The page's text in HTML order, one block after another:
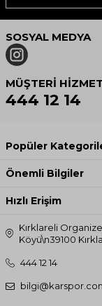
SOSYAL MEDYA
MÜŞTERI
444 12 14
Popüler
Önemli Bilgiler
Hızlı Erişim
Kırklareli
Köyü\n39100
444 12 14